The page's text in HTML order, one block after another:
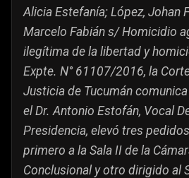
Alicia Estefanía; López, Johan
Marcelo Fabián s/ Homicidio
ilegítima de la libertad y
Expte. N° 61107/2016, la
Justicia de Tucumán
el Dr. Antonio Estofán, Vocal
Presidencia, elevó tres
primero a la Sala II de la
Conclusional y otro dirigido al